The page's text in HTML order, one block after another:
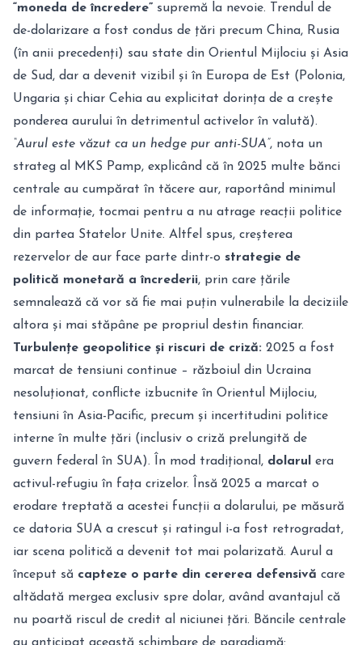
“moneda de încredere” supremă la nevoie. Trendul de
de-dolarizare a fost condus de țări precum China, Rusia
(în anii precedenți) sau state din Orientul Mijlociu și Asia
de Sud, dar a devenit vizibil și în Europa de Est (Polonia,
Ungaria și chiar Cehia au explicitat dorința de a crește
ponderea aurului în detrimentul activelor în valută).
“Aurul este văzut ca un hedge pur anti-SUA”, nota un
strateg al MKS Pamp, explicând că în 2025 multe bănci
centrale au cumpărat în tăcere aur, raportând minimul
de informație, tocmai pentru a nu atrage reacții politice
din partea Statelor Unite. Altfel spus, creșterea
rezervelor de aur face parte dintr-o strategie de
politică monetară a încrederii, prin care țările
semnalează că vor să fie mai puțin vulnerabile la deciziile
altora și mai stăpâne pe propriul destin financiar.
Turbulențe geopolitice și riscuri de criză: 2025 a fost
marcat de tensiuni continue – războiul din Ucraina
nesoluționat, conflicte izbucnite în Orientul Mijlociu,
tensiuni în Asia-Pacific, precum și incertitudini politice
interne în multe țări (inclusiv o criză prelungită de
guvern federal în SUA). În mod tradițional, dolarul
era
activul-refugiu în fața crizelor. Însă 2025 a marcat o
erodare treptată a acestei funcții a dolarului, pe măsură
ce datoria SUA a crescut și ratingul i-a fost retrogradat,
iar scena politică a devenit tot mai polarizată. Aurul a
început să capteze o parte din cererea defensivă care
altădată mergea exclusiv spre dolar, având avantajul că
nu poartă riscul de credit al niciunei țări. Băncile centrale
au anticipat această schimbare de paradigmă: